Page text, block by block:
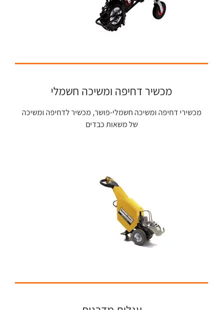
מכשיר דחיפה ומשיכה חשמלי
מכשירי דחיפה ומשיכה חשמלי-פושר, מכשיר לדחיפה ומשיכה
של משאות כבדים